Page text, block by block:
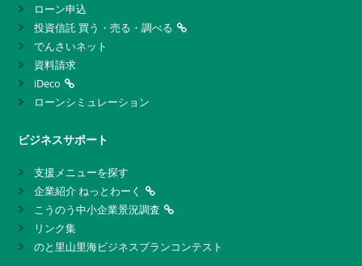
ローン申込
投資信託 買う・売る・調べる
でんさいネット
資料請求
iDeco
ローンシミュレーション
ビジネスサポート
支援メニューを探す
企業紹介 ねっとわーく
こうのう中小企業景況調査
リンク集
のと里山里海ビジネスプランコンテスト